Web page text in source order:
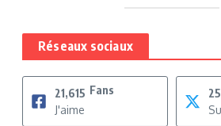
Réseaux sociaux
21,615 Fans
J'aime